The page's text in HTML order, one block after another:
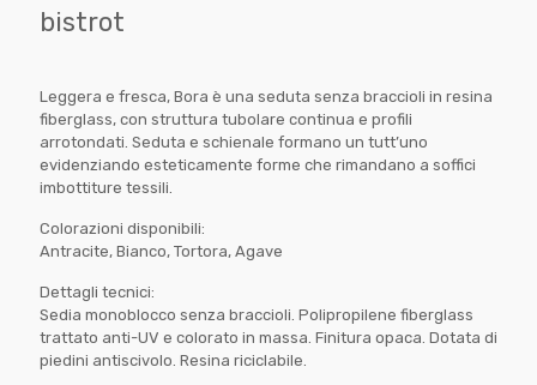
bistrot
Leggera e fresca, Bora è una seduta senza braccioli in resina
fiberglass, con struttura tubolare continua e profili
arrotondati. Seduta e schienale formano un tutt’uno
evidenziando esteticamente forme che rimandano a soffici
imbottiture tessili.
Colorazioni disponibili:
Antracite, Bianco, Tortora, Agave
Dettagli tecnici:
Sedia monoblocco senza braccioli. Polipropilene fiberglass
trattato anti-UV e colorato in massa. Finitura opaca. Dotata di
piedini antiscivolo. Resina riciclabile.